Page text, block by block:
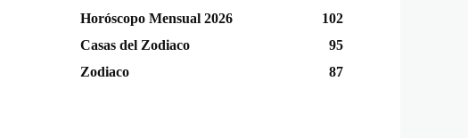
Horóscopo Mensual 2026
102
Casas del Zodiaco
95
Zodiaco
87